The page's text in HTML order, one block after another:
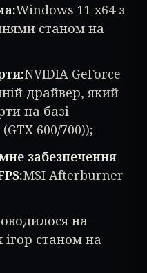
Windows 11 x64 з
станом на
NVIDIA GeForce
драйвер, який
на базі
600/700));
забезпечення
MSI Afterburner
на
ігор станом на